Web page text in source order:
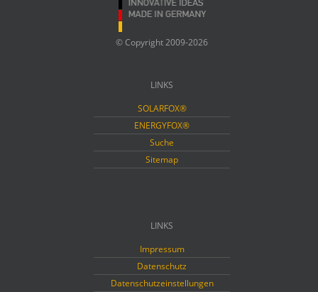
© Copyright 2009-2026
LINKS
SOLARFOX®
ENERGYFOX®
Suche
Sitemap
LINKS
Impressum
Datenschutz
Datenschutzeinstellungen